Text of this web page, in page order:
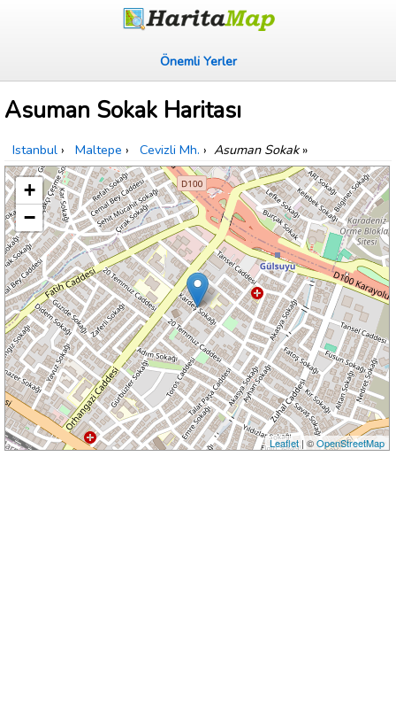
Önemli Yerler
Asuman Sokak Haritası
Istanbul › Maltepe › Cevizli Mh. › Asuman Sokak»
+
−
Leaflet| ©OpenStreetMap